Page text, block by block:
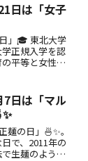
日は「女子
」🎓 東北大学
正規入学を認
平等と女性の
日は「マル
の日」🍜✨。
で、2011年の
生麺のような